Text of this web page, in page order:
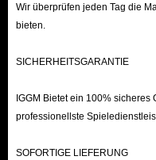
Wir überprüfen jeden Tag die
bieten.
SICHERHEITSGARANTIE
IGGM Bietet ein 100%
professionellste
SOFORTIGE LIEFERUNG